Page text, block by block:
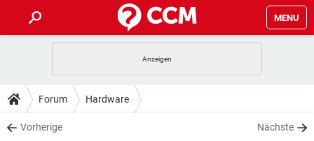
MENU
ANDROID
WINDOWS 10
TIPPS & TRICKS
SPIELE
DOWNLOADS
Forum Hardware
Vorherige Nächste